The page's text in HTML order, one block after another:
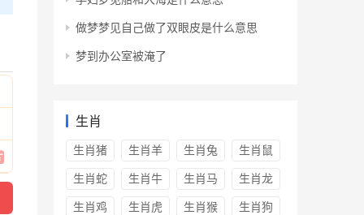
做梦梦见自己做了双眼皮是什么意思
梦到办公室被淹了
生肖
生肖猪 生肖羊 生肖兔 生肖鼠
生肖蛇 生肖牛 生肖马 生肖龙
生肖鸡 生肖虎 生肖猴 生肖狗